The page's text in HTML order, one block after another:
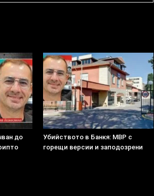
до
Убийството в Банкя: МВР с
горещи версии и заподозрени